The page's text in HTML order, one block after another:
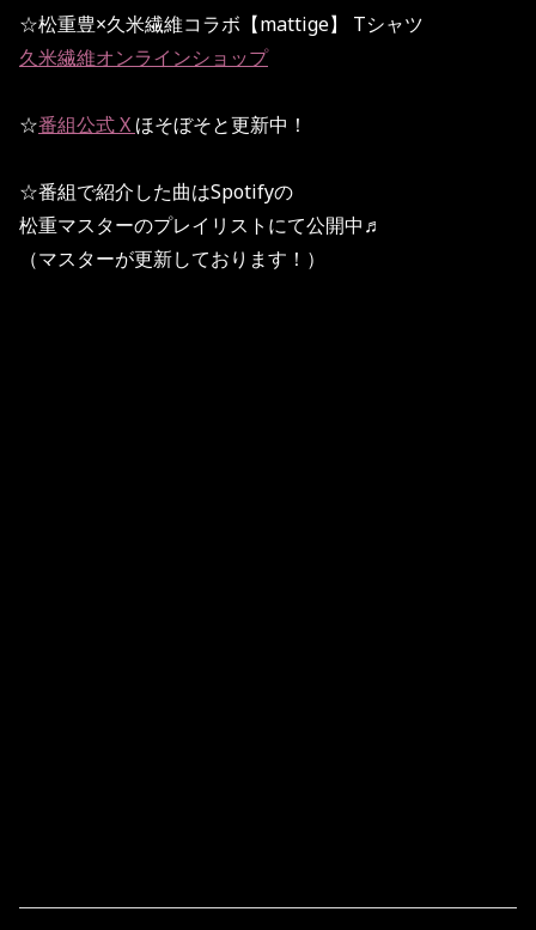
☆松重豊×久米繊維コラボ【mattige】 Tシャツ
久米繊維オンラインショップ
☆番組公式 X ほそぼそと更新中！
☆番組で紹介した曲はSpotifyの
松重マスターのプレイリストにて公開中♬
（マスターが更新しております！）